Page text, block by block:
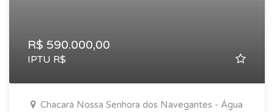
R$ 590.000,00
IPTU R$
Chacará Nossa Senhora dos Navegantes - Água